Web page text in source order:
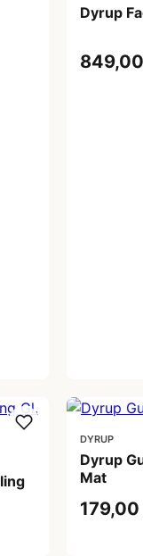
Dyrup
DYRUP
Dyrup
Mat